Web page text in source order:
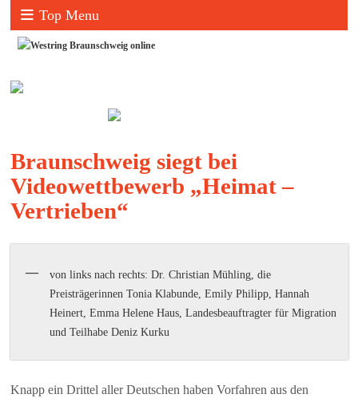
Top Menu
Braunschweig siegt bei
Videowettbewerb „Heimat –
Vertrieben“
von links nach rechts: Dr. Christian Mühling, die
Preisträgerinnen Tonia Klabunde, Emily Philipp, Hannah
Heinert, Emma Helene Haus, Landesbeauftragter für Migration
und Teilhabe Deniz Kurku
Knapp ein Drittel aller Deutschen haben Vorfahren aus den